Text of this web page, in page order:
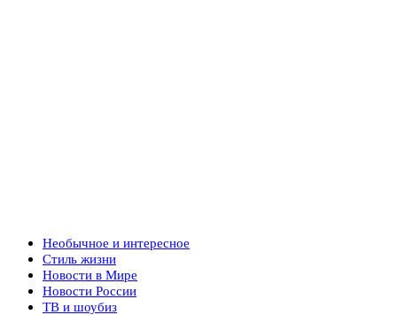
Необычное и интересное
Стиль жизни
Новости в Мире
Новости России
ТВ и шоубиз